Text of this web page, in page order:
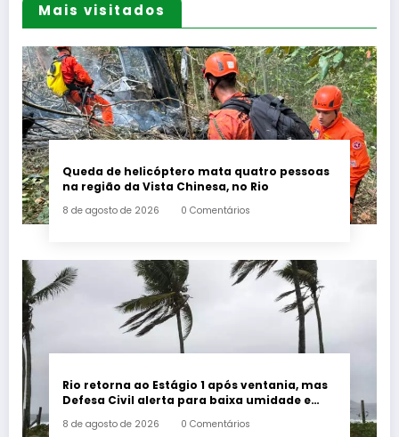
Mais visitados
Queda de helicóptero mata quatro pessoas
na região da Vista Chinesa, no Rio
8 de agosto de 2026 0 Comentários
Rio retorna ao Estágio 1 após ventania, mas
Defesa Civil alerta para baixa umidade e
8 de agosto de 2026 0 Comentários